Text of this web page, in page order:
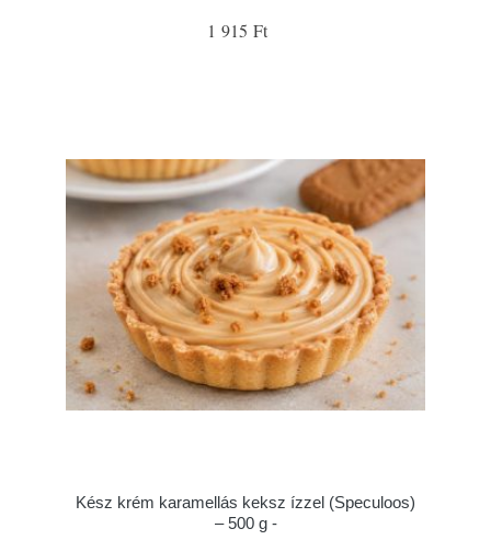
1 915 Ft
Kész krém karamellás keksz ízzel (Speculoos)
– 500 g -